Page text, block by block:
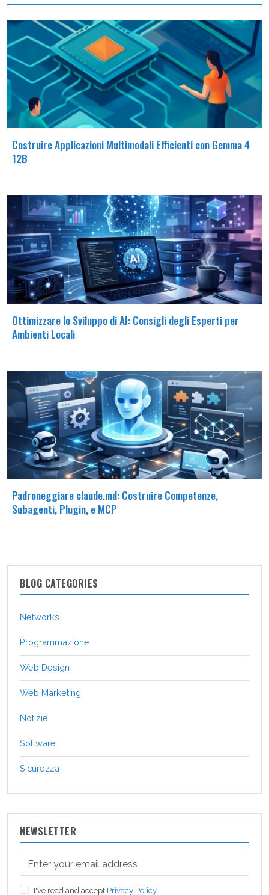
Costruire Applicazioni Multimodali Efficienti con Gemma 4
12B
Ottimizzare lo Sviluppo di AI: Consigli degli Esperti per
Ambienti Locali
Padroneggiare claude.md: Costruire Competenze,
Subagenti, Plugin, e MCP
BLOG CATEGORIES
Networks
Programmazione
Web Design
Web Marketing
Notizie
Software
Sicurezza
NEWSLETTER
I've read and accept Privacy Policy